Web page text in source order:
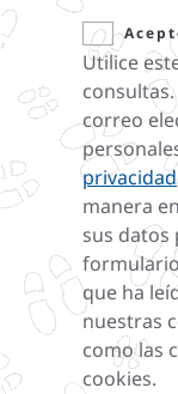
Utilice
correo
privacidad
manera
sus datos
que ha
nuestras
como las
cookies.